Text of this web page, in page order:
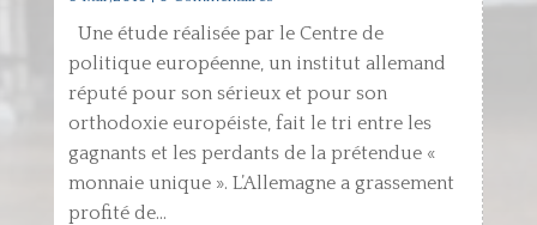
Une étude réalisée par le Centre de
politique européenne, un institut allemand
réputé pour son sérieux et pour son
orthodoxie européiste, fait le tri entre les
gagnants et les perdants de la prétendue «
monnaie unique ». L’Allemagne a grassement
profité de...